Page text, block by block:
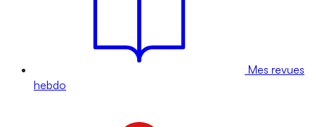
Mes revues
hebdo